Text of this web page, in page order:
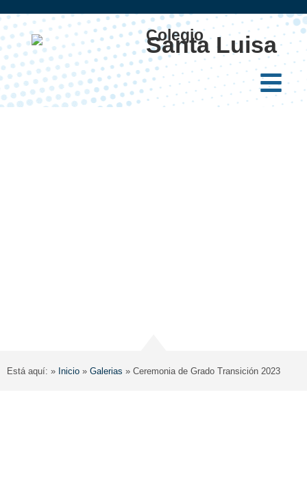
Colegio
Santa Luisa
Está aquí: » Inicio » Galerias » Ceremonia de Grado Transición 2023